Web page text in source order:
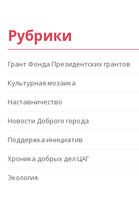
Рубрики
Грант Фонда Президентских грантов
Культурная мозаика
Наставничество
Новости Доброго города
Поддержка инициатив
Хроника добрых дел ЦАГ
Экология